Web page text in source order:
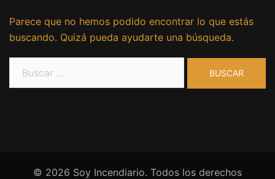
Parece que no hemos podido encontrar lo que estás
buscando. Quizá pueda ayudarte una búsqueda.
© 2026 Soy Incendiario. Todos los derechos